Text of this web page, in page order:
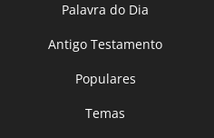
Palavra do Dia
Antigo Testamento
Populares
Temas